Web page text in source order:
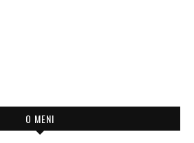
O MENI